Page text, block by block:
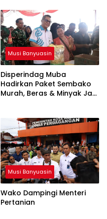
Musi Banyuasin
Disperindag Muba
Hadirkan Paket Sembako
Murah, Beras & Minyak Jadi
Musi Banyuasin
Wako Dampingi Menteri
Pertanian